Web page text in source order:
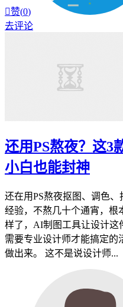
赞(0)
去评论
还用PS熬夜？这3
小白也能封神
还在用PS熬夜抠图、调色
经验，不熬几十个通宵，根
样了，AI制图工具让设计这
需要专业设计师才能搞定
做出来。 这不是说设计师...